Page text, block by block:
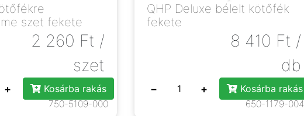
szet fekete
2 260 Ft /
szet
+
Kosárba rakás
750-5109-000
QHP Deluxe bélelt kötőfék
fekete
8 410 Ft /
db
− +
Kosárba rakás
650-1179-004